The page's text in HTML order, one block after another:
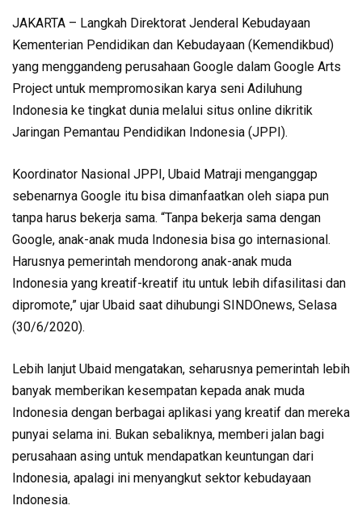
JAKARTA – Langkah Direktorat Jenderal Kebudayaan
Kementerian Pendidikan dan Kebudayaan (Kemendikbud)
yang menggandeng perusahaan Google dalam Google Arts
Project untuk mempromosikan karya seni Adiluhung
Indonesia ke tingkat dunia melalui situs online dikritik
Jaringan Pemantau Pendidikan Indonesia (JPPI).
Koordinator Nasional JPPI, Ubaid Matraji menganggap
sebenarnya Google itu bisa dimanfaatkan oleh siapa pun
tanpa harus bekerja sama. “Tanpa bekerja sama dengan
Google, anak-anak muda Indonesia bisa go internasional.
Harusnya pemerintah mendorong anak-anak muda
Indonesia yang kreatif-kreatif itu untuk lebih difasilitasi dan
dipromote,” ujar Ubaid saat dihubungi SINDOnews, Selasa
(30/6/2020).
Lebih lanjut Ubaid mengatakan, seharusnya pemerintah lebih
banyak memberikan kesempatan kepada anak muda
Indonesia dengan berbagai aplikasi yang kreatif dan mereka
punyai selama ini. Bukan sebaliknya, memberi jalan bagi
perusahaan asing untuk mendapatkan keuntungan dari
Indonesia, apalagi ini menyangkut sektor kebudayaan
Indonesia.